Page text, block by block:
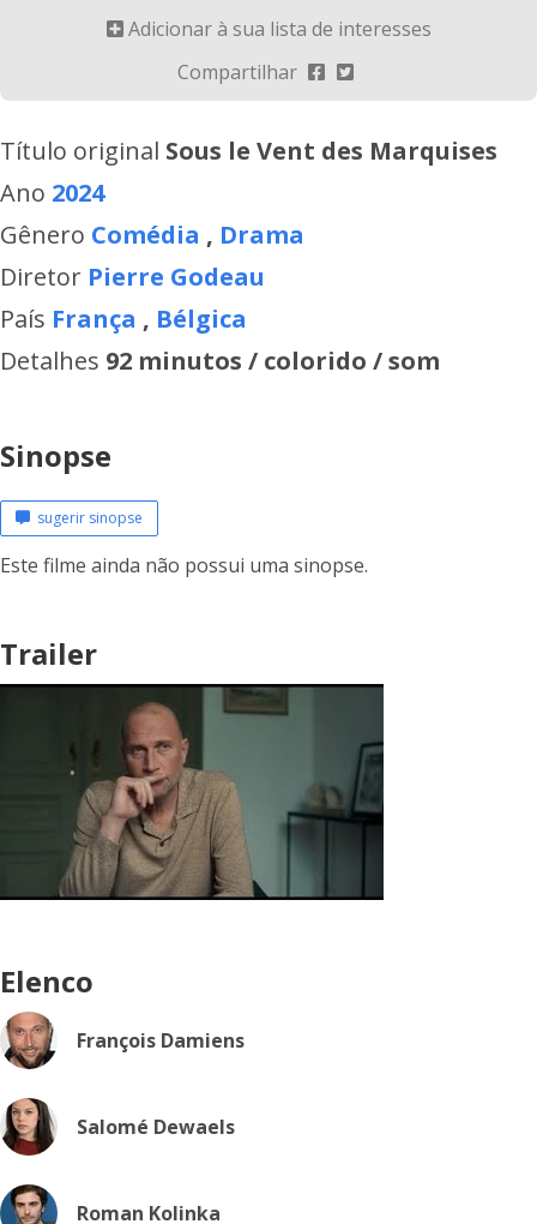
Adicionar à sua lista de interesses
Compartilhar
Título original Sous le Vent des Marquises
Ano 2024
Gênero Comédia , Drama
Diretor Pierre Godeau
País França , Bélgica
Detalhes 92 minutos / colorido / som
Sinopse
sugerir sinopse
Este filme ainda não possui uma sinopse.
Trailer
Elenco
François Damiens
Salomé Dewaels
Roman Kolinka